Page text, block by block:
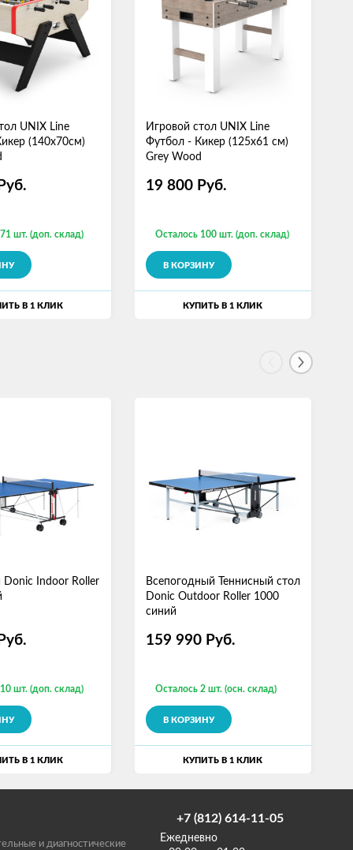
UNIX Line
(140х70см)
шт. (доп. склад)
В 1 КЛИК
Игровой стол UNIX Line
Футбол - Кикер (125х61 см)
Grey Wood
19 800 Руб.
Осталось 100 шт. (доп. склад)
В КОРЗИНУ
КУПИТЬ В 1 КЛИК
Donic Indoor Roller
шт. (доп. склад)
В 1 КЛИК
Всепогодный Теннисный стол
Donic Outdoor Roller 1000
синий
159 990 Руб.
Осталось 2 шт. (осн. склад)
В КОРЗИНУ
КУПИТЬ В 1 КЛИК
и диагностические
+7 (812) 614-11-05
Ежедневно